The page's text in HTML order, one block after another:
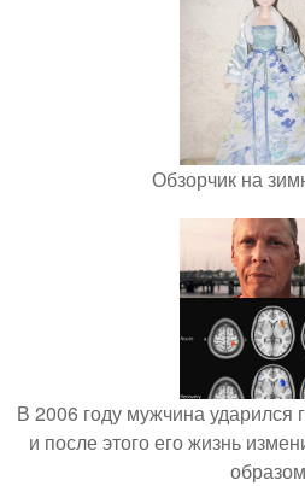
Обзорчик на
В 2006 году мужчина ударился
и после этого его жизнь